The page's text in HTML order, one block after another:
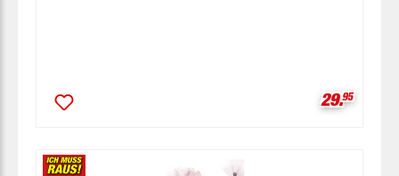
29.95